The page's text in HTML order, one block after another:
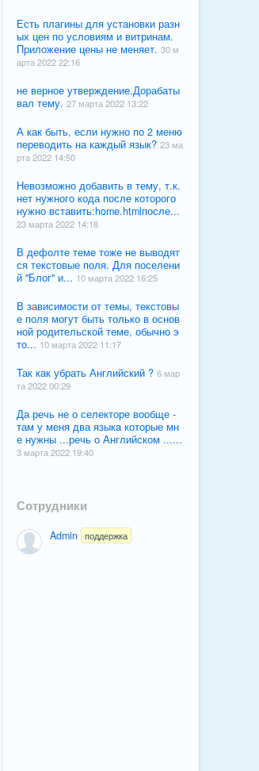
Есть плагины для установки разн
ых цен по условиям и витринам.
Приложение цены не меняет. 30 м
арта 2022 22:16
не верное утверждение.Дорабаты
вал тему. 27 марта 2022 13:22
А как быть, если нужно по 2 меню
переводить на каждый язык? 23 ма
рта 2022 14:50
Невозможно добавить в тему, т.к.
нет нужного кода после которого
нужно вставить:home.htmlпосле...
23 марта 2022 14:18
В дефолте теме тоже не выводят
ся текстовые поля. Для поселени
й "Блог" и... 10 марта 2022 16:25
В зависимости от темы, текстовы
е поля могут быть только в основ
ной родительской теме, обычно э
то... 10 марта 2022 11:17
Так как убрать Английский ? 6 мар
та 2022 00:29
Да речь не о селекторе вообще -
там у меня два языка которые мн
е нужны ...речь о Английском ......
3 марта 2022 19:40
Сотрудники
Admin поддержка